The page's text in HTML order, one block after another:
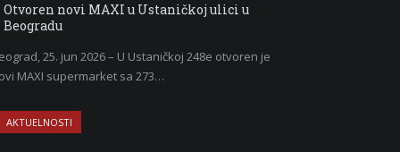
Otvoren novi MAXI u Ustaničkoj ulici u
Beogradu
25. jun 2026 – U Ustaničkoj 248e otvoren je
MAXI supermarket sa 273…
AKTUELNOSTI